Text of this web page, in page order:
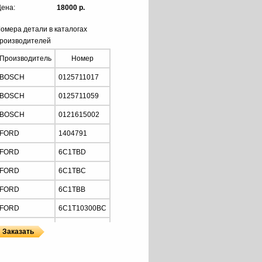
18000 р.
детали в каталогах
Производитель Номер
BOSCH 0125711017
BOSCH 0125711059
BOSCH 0121615002
FORD 1404791
FORD 6C1TBD
FORD 6C1TBC
FORD 6C1TBB
FORD 6C1T10300BC